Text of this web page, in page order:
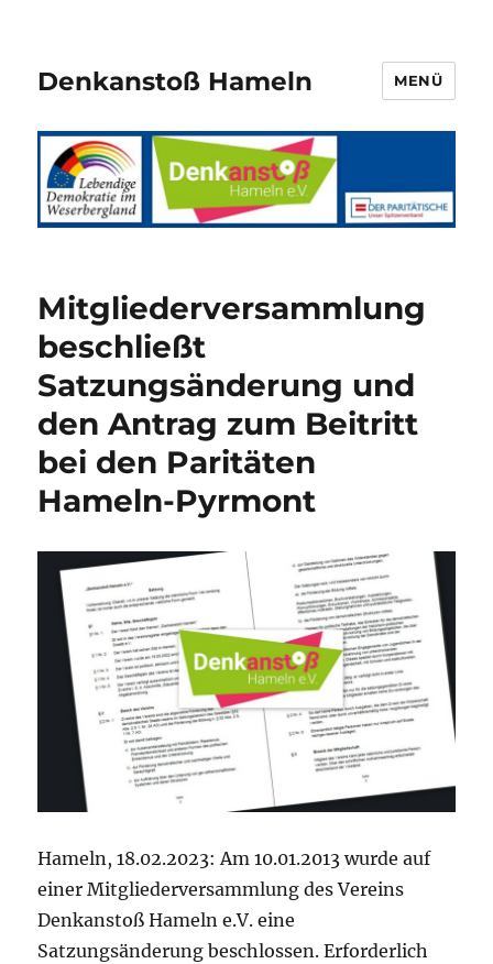
Denkanstoß Hameln MENÜ
Mitgliederversammlung
beschließt
Satzungsänderung und
den Antrag zum Beitritt
bei den Paritäten
Hameln-Pyrmont
Hameln, 18.02.2023: Am 10.01.2013 wurde auf
einer Mitgliederversammlung des Vereins
Denkanstoß Hameln e.V. eine
Satzungsänderung beschlossen. Erforderlich